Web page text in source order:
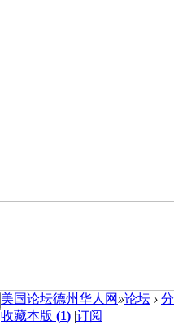
美国论坛德州华人网 »论坛 ›
收藏本版 (1) |订阅